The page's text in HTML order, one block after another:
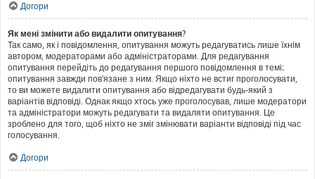
Догори
Як мені змінити або видалити опитування?
Так само, як і повідомлення, опитування можуть редагуватись лише їхнім
автором, модераторами або адміністраторами. Для редагування
опитування перейдіть до редагування першого повідомлення в темі;
опитування завжди пов'язане з ним. Якщо ніхто не встиг проголосувати,
то ви можете видалити опитування або відредагувати будь-який з
варіантів відповіді. Однак якщо хтось уже проголосував, лише модератори
та адміністратори можуть редагувати та видаляти опитування. Це
зроблено для того, щоб ніхто не зміг змінювати варіанти відповіді під час
голосування.
Догори